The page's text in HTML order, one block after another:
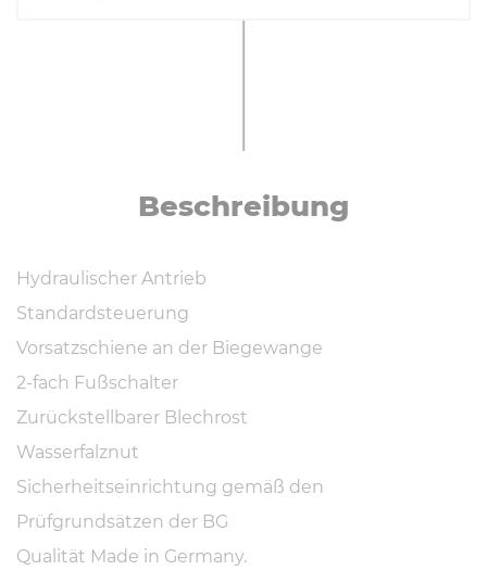
Be­schrei­bung
Hydraulischer Antrieb
Standardsteuerung
Vorsatzschiene an der Biegewange
2-fach Fußschalter
Zurückstellbarer Blechrost
Wasserfalznut
Sicherheitseinrichtung gemäß den
Prüfgrundsätzen der BG
Qualität Made in Germany.